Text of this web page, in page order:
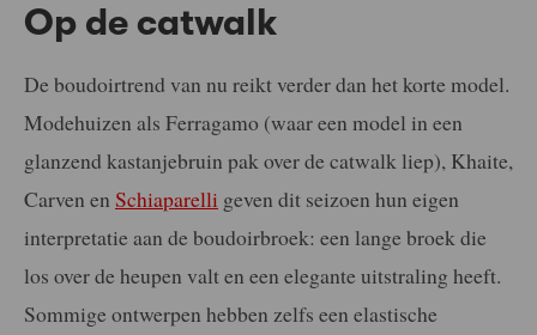
Op de catwalk
De boudoirtrend van nu reikt verder dan het korte model.
Modehuizen als Ferragamo (waar een model in een
glanzend kastanjebruin pak over de catwalk liep), Khaite,
Carven en Schiaparelli geven dit seizoen hun eigen
interpretatie aan de boudoirbroek: een lange broek die
los over de heupen valt en een elegante uitstraling heeft.
Sommige ontwerpen hebben zelfs een elastische